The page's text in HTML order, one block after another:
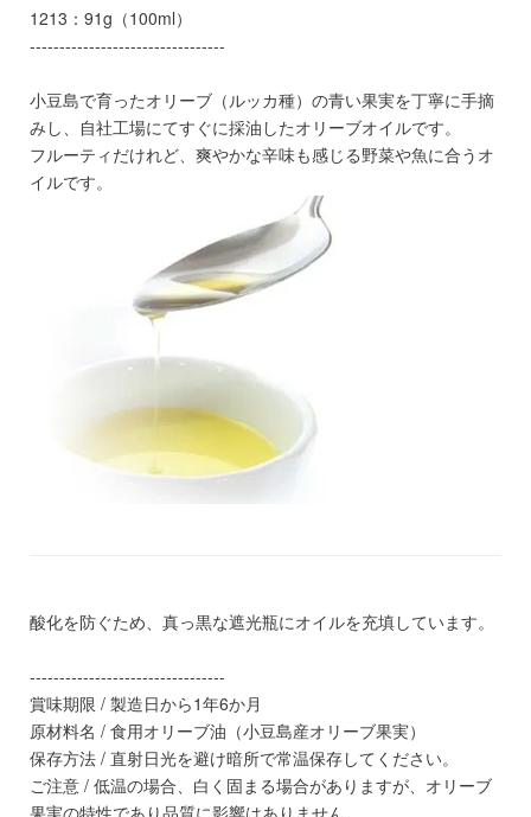
1213：91g（100ml）
---------------------------------
小豆島で育ったオリーブ（ルッカ種）の青い果実を丁寧に手摘
みし、自社工場にてすぐに採油したオリーブオイルです。
フルーティだけれど、爽やかな辛味も感じる野菜や魚に合うオ
イルです。
酸化を防ぐため、真っ黒な遮光瓶にオイルを充填しています。
---------------------------------
賞味期限 / 製造日から1年6か月
原材料名 / 食用オリーブ油（小豆島産オリーブ果実）
保存方法 / 直射日光を避け暗所で常温保存してください。
ご注意 / 低温の場合、白く固まる場合がありますが、オリーブ